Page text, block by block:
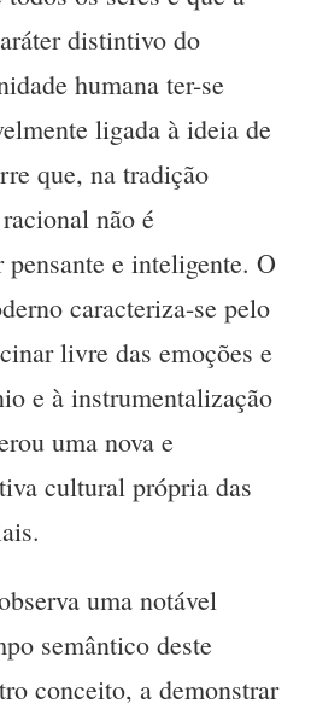
distintivo do
humana ter-se
ligada à ideia de
que, na tradição
não é
e inteligente. O
caracteriza-se pelo
livre das emoções e
e à instrumentalização
uma nova e
cultural própria das
uma notável
semântico deste
conceito, a demonstrar